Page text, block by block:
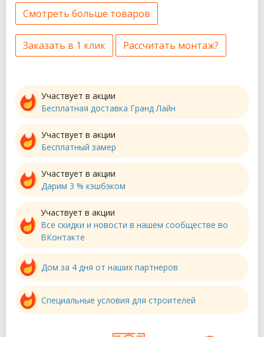
Смотреть больше товаров
Заказать в 1 клик Рассчитать монтаж?
Участвует в акции
Бесплатная доставка Гранд Лайн
Участвует в акции
Бесплатный замер
Участвует в акции
Дарим 3 % кэшбэком
Участвует в акции
Все скидки и новости в нашем сообществе во
ВКонтакте
Дом за 4 дня от наших партнеров
Специальные условия для строителей